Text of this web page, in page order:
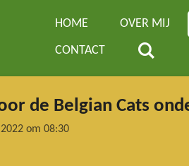
HOME OVER MIJ
CONTACT
de Belgian Cats
om 08:30